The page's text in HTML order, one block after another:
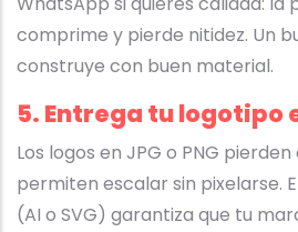
comprime y pierde nitidez. Un
construye con buen material.
5. Entrega tu logotipo
Los logos en JPG o PNG
permiten escalar sin pixelarse.
(AI o SVG) garantiza que tu